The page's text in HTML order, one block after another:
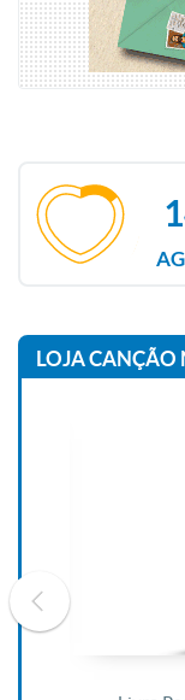
LOJA CANÇÃO